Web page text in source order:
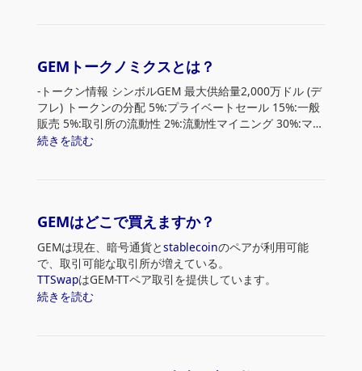
NFTの作成、NFTコレクションの上場、NFTのオークショ
「Featured Creator」としての有名NFTアーティストの
検索、NFTプロジェクトの資金調達などを1つのユニバー
サルプラットフォームから行うことができます。「NFT
に関連するあらゆる情報をワンストップで提供します。
で注文する前に、様々なマテリアライズ形態でNFTをあ
らゆる表面に投影し、安心と正確な視界を確認すること
ができます。
NFTエクスプローラー」（NFTのGoogle）は、NFTトレ
ーダーやNFT初心者のための便利なツールまたはガイド
です。ユーザーは、レアリティ情報を含む、異なるチェ
GEMトークノミクスとは？
-トークン情報 シンボルGEM 最大供給量2,000万ドル (デ
フレ) トークンの分配 5%:プライベートセール 15%:一般
販売 5%:取引所の流動性 2%:流動性マイニング 30%:マー
ケットプレイス・マイニング 15%:マーケティング＆教
続きを読む
GEMはどこで買えますか？
GEMは現在、暗号通貨とstablecoinのペアが利用可能
で、取引可能な取引所が増えている。
TTSwapはGEM-TTペア取引を提供しています。
PancakeSwap
続きを読む